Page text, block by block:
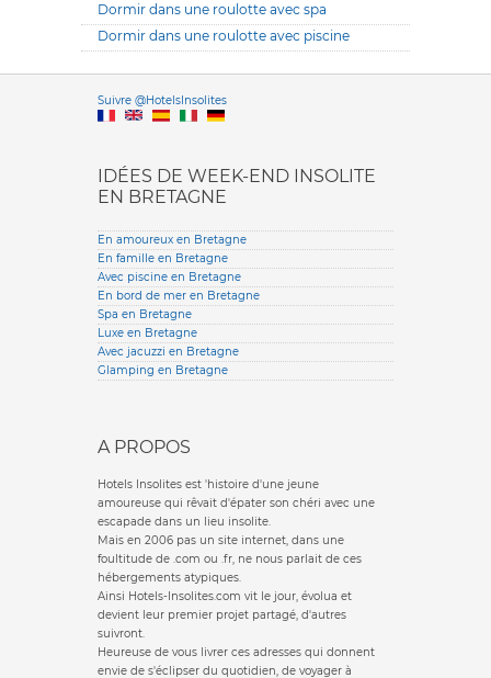
Dormir dans une roulotte avec spa
Dormir dans une roulotte avec piscine
Suivre @HotelsInsolitesVersione
IDÉES DE WEEK-END INSOLITE
EN BRETAGNE
En amoureux en Bretagne
En famille en Bretagne
Avec piscine en Bretagne
En bord de mer en Bretagne
Spa en Bretagne
Luxe en Bretagne
Avec jacuzzi en Bretagne
Glamping en Bretagne
A PROPOS
Hotels Insolites est 'histoire d'une jeune
amoureuse qui rêvait d'épater son chéri avec une
escapade dans un lieu insolite.
Mais en 2006 pas un site internet, dans une
foultitude de .com ou .fr, ne nous parlait de ces
hébergements atypiques.
Ainsi Hotels-Insolites.com vit le jour, évolua et
devient leur premier projet partagé, d'autres
suivront.
Heureuse de vous livrer ces adresses qui donnent
envie de s'éclipser du quotidien, de voyager à